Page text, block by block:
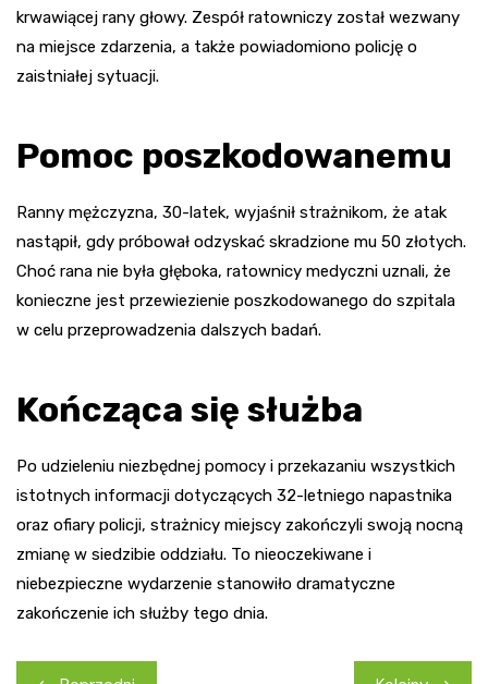
krwawiącej rany głowy. Zespół ratowniczy został wezwany
na miejsce zdarzenia, a także powiadomiono policję o
zaistniałej sytuacji.
Pomoc poszkodowanemu
Ranny mężczyzna, 30-latek, wyjaśnił strażnikom, że atak
nastąpił, gdy próbował odzyskać skradzione mu 50 złotych.
Choć rana nie była głęboka, ratownicy medyczni uznali, że
konieczne jest przewiezienie poszkodowanego do szpitala
w celu przeprowadzenia dalszych badań.
Kończąca się służba
Po udzieleniu niezbędnej pomocy i przekazaniu wszystkich
istotnych informacji dotyczących 32-letniego napastnika
oraz ofiary policji, strażnicy miejscy zakończyli swoją nocną
zmianę w siedzibie oddziału. To nieoczekiwane i
niebezpieczne wydarzenie stanowiło dramatyczne
zakończenie ich służby tego dnia.